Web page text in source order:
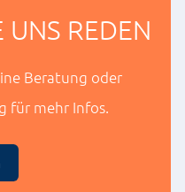
UNS REDEN
Beratung oder
für mehr Infos.